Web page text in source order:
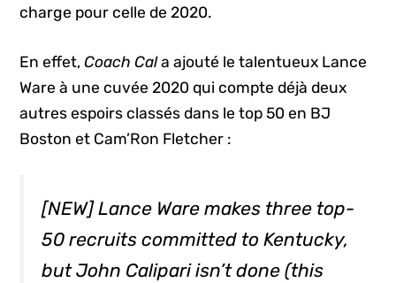
charge pour celle de 2020.
En effet,Coach Cala ajouté le talentueux Lance
Ware à une cuvée 2020 qui compte déjà deux
autres espoirs classés dans le top 50 en BJ
Boston et Cam’Ron Fletcher :
[NEW] Lance Ware makes three top-
50 recruits committed to Kentucky,
but John Calipari isn’t done (this